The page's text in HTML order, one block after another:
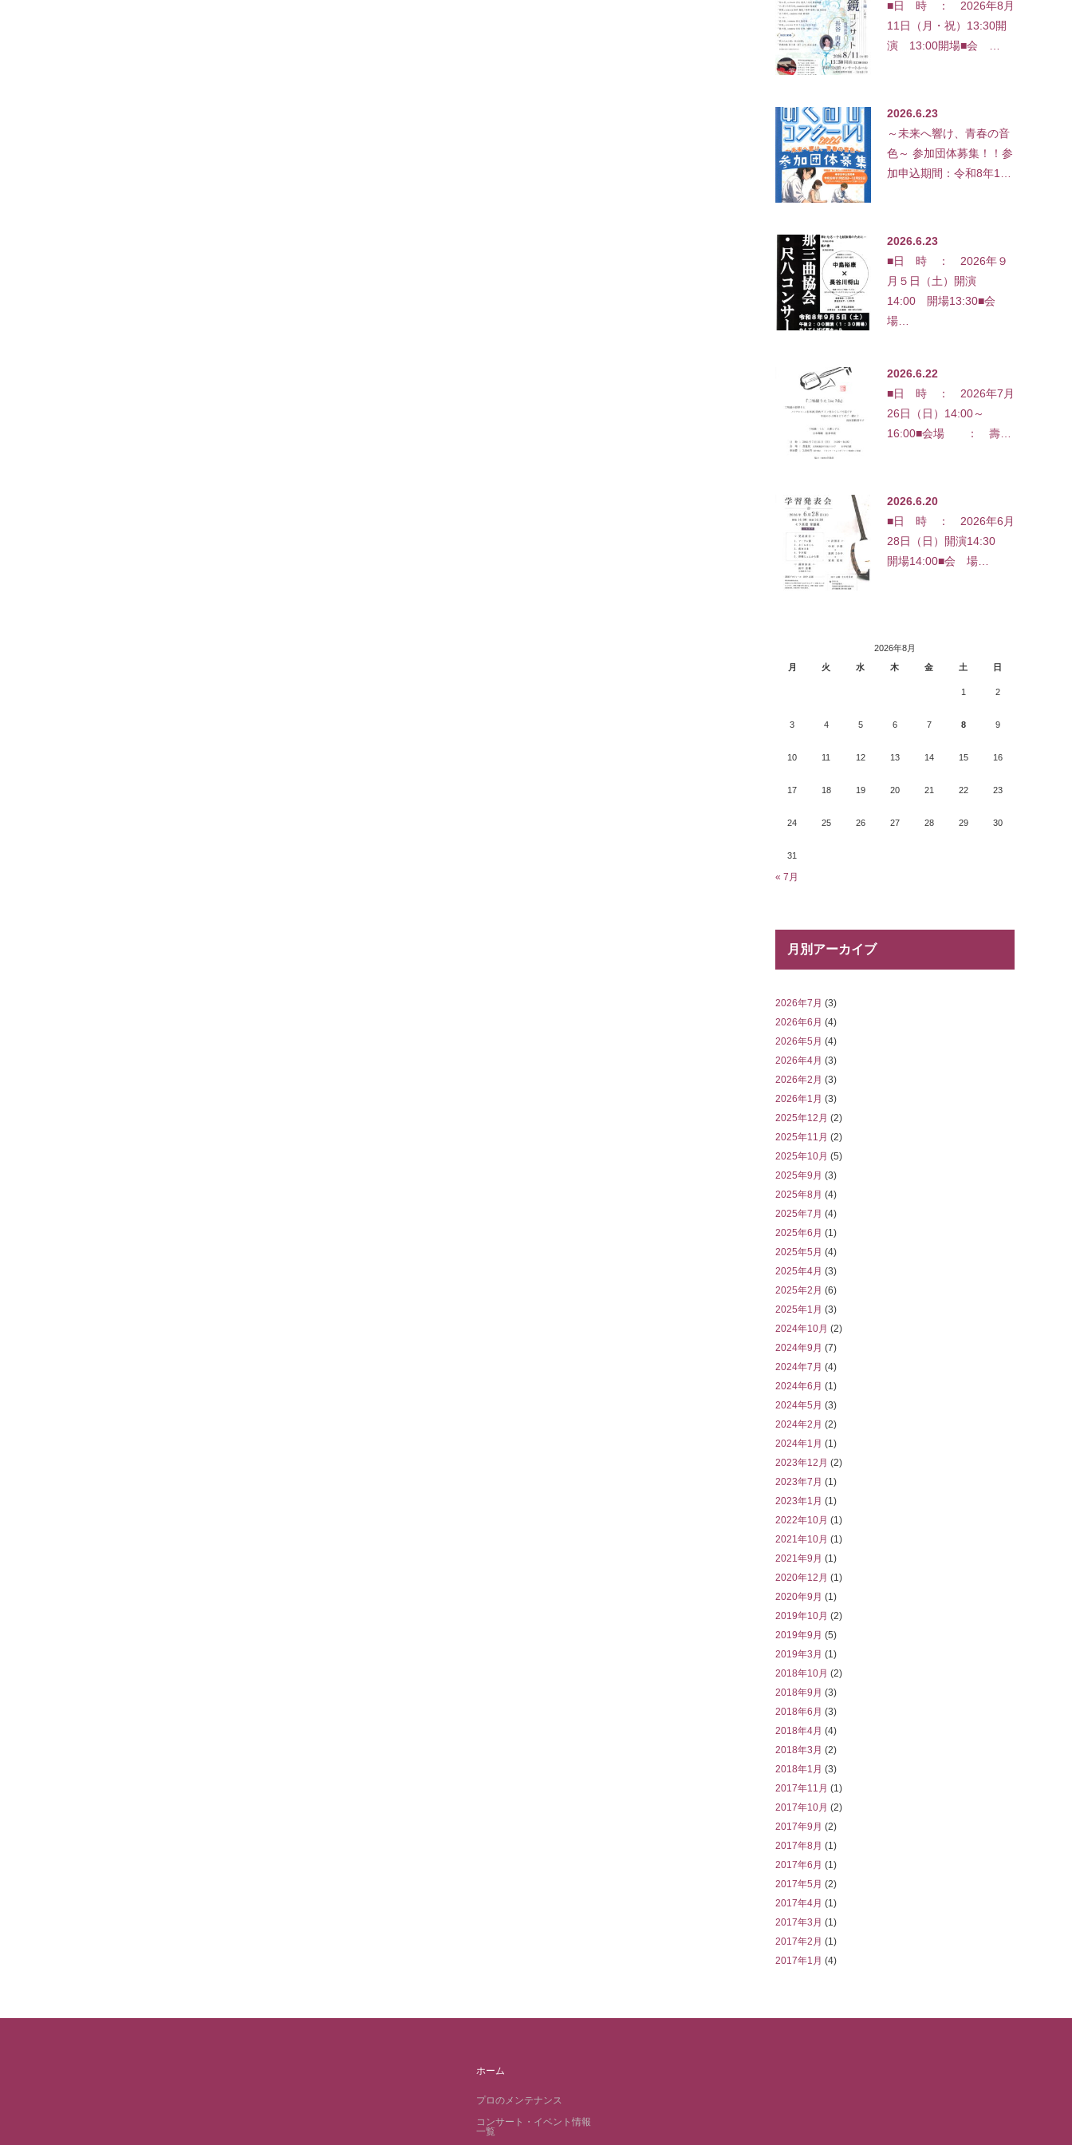
■日 時 ： 2026年8月
11日（月・祝）13:30開
演 13:00開場■会 …
2026.6.23
～未来へ響け、青春の音
色～ 参加団体募集！！参
加申込期間：令和8年1…
2026.6.23
■日 時 ： 2026年９
月５日（土）開演
14:00 開場13:30■会
場…
2026.6.22
■日 時 ： 2026年7月
26日（日）14:00～
16:00■会場 ： 壽…
2026.6.20
■日 時 ： 2026年6月
28日（日）開演14:30
開場14:00■会 場…
2026年8月
月
火 水 木 金 土 日
1 2
3 4 5 6 7 8 9
10 11 12 13 14 15 16
17 18 19 20 21 22 23
24 25 26 27 28 29 30
31
« 7月
月別アーカイブ
2026年7月 (3)
2026年6月 (4)
2026年5月 (4)
2026年4月 (3)
2026年2月 (3)
2026年1月 (3)
2025年12月 (2)
2025年11月 (2)
2025年10月 (5)
2025年9月 (3)
2025年8月 (4)
2025年7月 (4)
2025年6月 (1)
2025年5月 (4)
2025年4月 (3)
2025年2月 (6)
2025年1月 (3)
2024年10月 (2)
2024年9月 (7)
2024年7月 (4)
2024年6月 (1)
2024年5月 (3)
2024年2月 (2)
2024年1月 (1)
2023年12月 (2)
2023年7月 (1)
2023年1月 (1)
2022年10月 (1)
2021年10月 (1)
2021年9月 (1)
2020年12月 (1)
2020年9月 (1)
2019年10月 (2)
2019年9月 (5)
2019年3月 (1)
2018年10月 (2)
2018年9月 (3)
2018年6月 (3)
2018年4月 (4)
2018年3月 (2)
2018年1月 (3)
2017年11月 (1)
2017年10月 (2)
2017年9月 (2)
2017年8月 (1)
2017年6月 (1)
2017年5月 (2)
2017年4月 (1)
2017年3月 (1)
2017年2月 (1)
2017年1月 (4)
ホーム
プロのメンテナンス
コンサート・イベント情報
一覧